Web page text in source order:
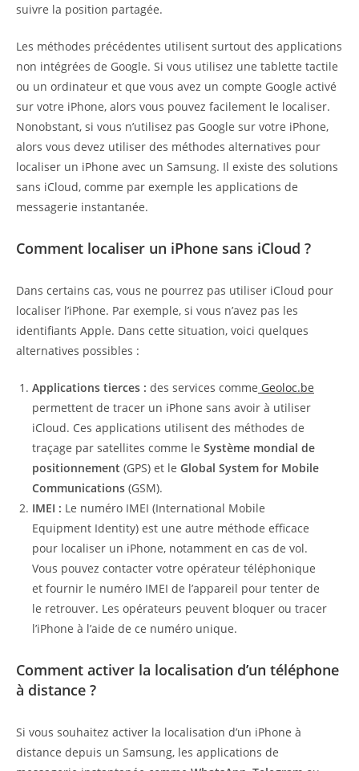
suivre la position partagée.
Les méthodes précédentes utilisent surtout des applications
non intégrées de Google. Si vous utilisez une tablette tactile
ou un ordinateur et que vous avez un compte Google activé
sur votre iPhone, alors vous pouvez facilement le localiser.
Nonobstant, si vous n’utilisez pas Google sur votre iPhone,
alors vous devez utiliser des méthodes alternatives pour
localiser un iPhone avec un Samsung. Il existe des solutions
sans iCloud, comme par exemple les applications de
messagerie instantanée.
Comment localiser un iPhone sans iCloud ?
Dans certains cas, vous ne pourrez pas utiliser iCloud pour
localiser l’iPhone. Par exemple, si vous n’avez pas les
identifiants Apple. Dans cette situation, voici quelques
alternatives possibles :
Applications tierces : des services comme Geoloc.be
permettent de tracer un iPhone sans avoir à utiliser
iCloud. Ces applications utilisent des méthodes de
traçage par satellites comme le Système mondial de
positionnement (GPS) et le Global System for Mobile
Communications (GSM).
IMEI : Le numéro IMEI (International Mobile
Equipment Identity) est une autre méthode efficace
pour localiser un iPhone, notamment en cas de vol.
Vous pouvez contacter votre opérateur téléphonique
et fournir le numéro IMEI de l’appareil pour tenter de
le retrouver. Les opérateurs peuvent bloquer ou tracer
l’iPhone à l’aide de ce numéro unique.
Comment activer la localisation d’un téléphone
à distance ?
Si vous souhaitez activer la localisation d’un iPhone à
distance depuis un Samsung, les applications de